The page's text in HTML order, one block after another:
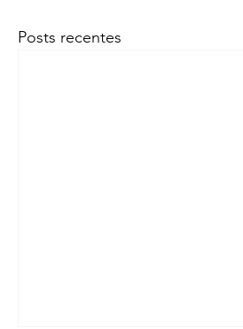
Posts recentes